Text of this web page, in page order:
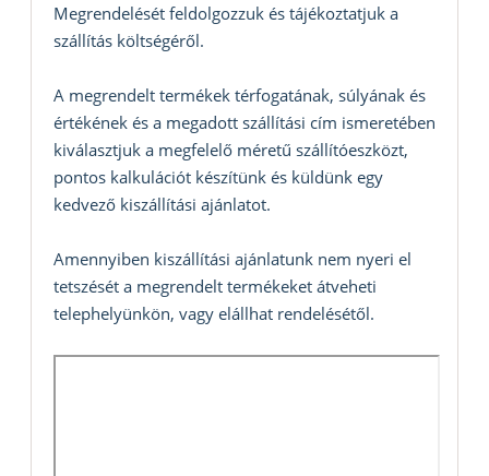
Megrendelését feldolgozzuk és tájékoztatjuk a
szállítás költségéről.
A megrendelt termékek térfogatának, súlyának és
értékének és a megadott szállítási cím ismeretében
kiválasztjuk a megfelelő méretű szállítóeszközt,
pontos kalkulációt készítünk és küldünk egy
kedvező kiszállítási ajánlatot.
Amennyiben kiszállítási ajánlatunk nem nyeri el
tetszését a megrendelt termékeket átveheti
telephelyünkön, vagy elállhat rendelésétől.